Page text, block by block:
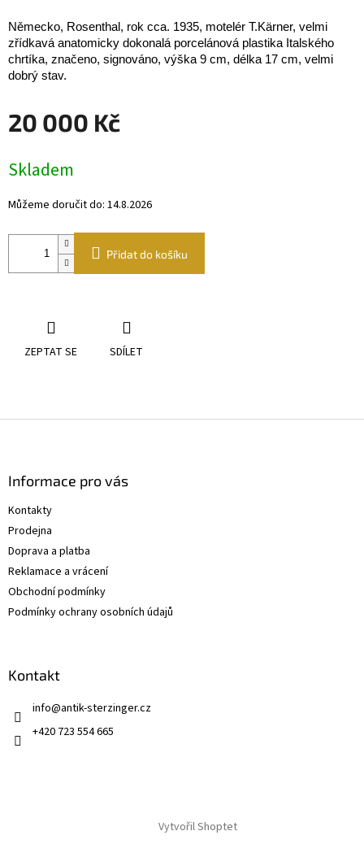
20 000 Kč
cena:
Skladem
Můžeme doručit do: 14.8.2026
Přidat do košíku
Německo, Rosenthal, rok cca. 1935, motelér T.Kärner, velmi
zřídkavá anatomicky dokonalá porcelánová plastika Italského
chrtíka, značeno, signováno, výška 9 cm, délka 17 cm, velmi
dobrý stav.
ZEPTAT SE SDÍLET
Informace pro vás
Kontakty
Prodejna
Doprava a platba
Reklamace a vrácení
Obchodní podmínky
Podmínky ochrany osobních údajů
Kontakt
info@antik-sterzinger.cz
+420 723 554 665
Vytvořil Shoptet